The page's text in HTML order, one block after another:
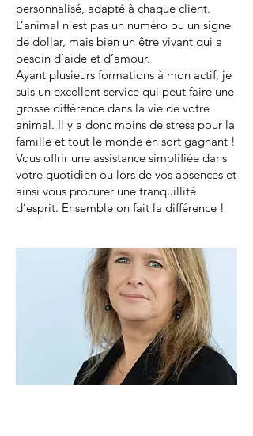
personnalisé, adapté à chaque client.
L’animal n’est pas un numéro ou un signe
de dollar, mais bien un être vivant qui a
besoin d’aide et d’amour.
Ayant plusieurs formations à mon actif, je
suis un excellent service qui peut faire une
grosse différence dans la vie de votre
animal. Il y a donc moins de stress pour la
famille et tout le monde en sort gagnant !
Vous offrir une assistance simplifiée dans
votre quotidien ou lors de vos absences et
ainsi vous procurer une tranquillité
d’esprit. Ensemble on fait la différence !